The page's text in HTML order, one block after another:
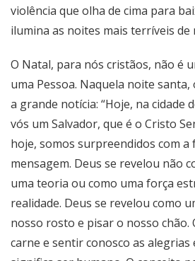
violência que olha de cima para
ilumina as noites mais terríveis de
O Natal, para nós cristãos, não é
uma Pessoa. Naquela noite
a grande notícia: “Hoje, na cidade
vós um Salvador, que é o Cristo
hoje, somos surpreendidos com a
mensagem. Deus se revelou não
uma teoria ou como uma força
realidade. Deus se revelou como
nosso rosto e pisar o nosso chão.
carne e sentir conosco as alegrias